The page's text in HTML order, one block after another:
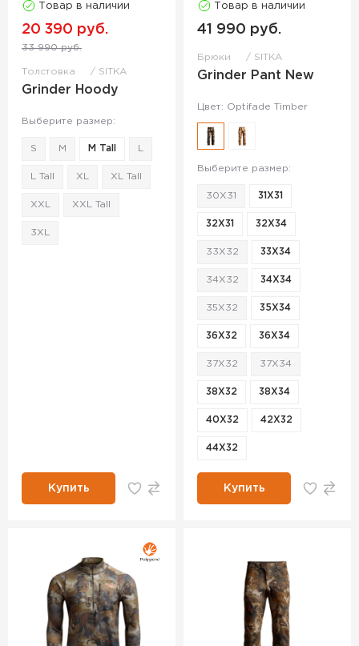
Товар в наличии
20 390 руб.
33 990 руб.
Толстовка SITKA
Grinder Hoody
Выберите размер:
S M M Tall
L Tall XL XL Tall
XXL XXL Tall
3XL
Купить
Товар в наличии
41 990 руб.
Брюки SITKA
Grinder Pant New
Цвет: Optifade Timber
Выберите размер:
30X31 31X31
32X31 32X34
33X32 33X34
34X32 34X34
35X32 35X34
36X32 36X34
37X32 37X34
38X32 38X34
40X32 42X32
44X32
Купить